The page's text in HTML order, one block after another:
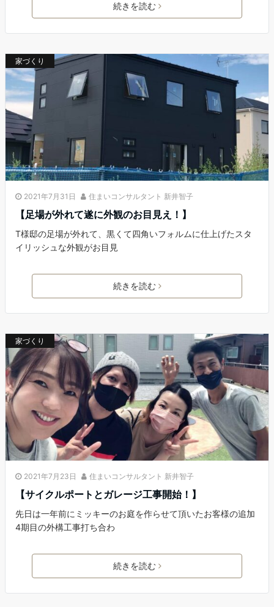
続きを読む
家づくり
2021年7月31日 住まいコンサルタント 新井智子
【足場が外れて遂に外観のお目見え！】
T様邸の足場が外れて、黒くて四角いフォルムに仕上げたスタ
イリッシュな外観がお目見
続きを読む
家づくり
2021年7月23日 住まいコンサルタント 新井智子
【サイクルポートとガレージ工事開始！】
先日は一年前にミッキーのお庭を作らせて頂いたお客様の追加
4期目の外構工事打ち合わ
続きを読む